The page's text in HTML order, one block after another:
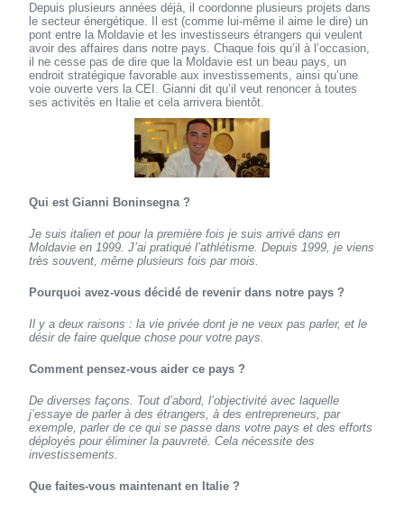
Depuis plusieurs années déjà, il coordonne plusieurs projets dans
le secteur énergétique. Il est (comme lui-même il aime le dire) un
pont entre la Moldavie et les investisseurs étrangers qui veulent
avoir des affaires dans notre pays. Chaque fois qu’il à l’occasion,
il ne cesse pas de dire que la Moldavie est un beau pays, un
endroit stratégique favorable aux investissements, ainsi qu’une
voie ouverte vers la CEI. Gianni dit qu’il veut renoncer à toutes
ses activités en Italie et cela arrivera bientôt.
Qui est Gianni Boninsegna ?
Je suis italien et pour la première fois je suis arrivé dans en
Moldavie en 1999. J’ai pratiqué l’athlétisme. Depuis 1999, je viens
très souvent, même plusieurs fois par mois.
Pourquoi avez-vous décidé de revenir dans notre pays ?
Il y a deux raisons : la vie privée dont je ne veux pas parler, et le
désir de faire quelque chose pour votre pays.
Comment pensez-vous aider ce pays ?
De diverses façons. Tout d’abord, l’objectivité avec laquelle
j’essaye de parler à des étrangers, à des entrepreneurs, par
exemple, parler de ce qui se passe dans votre pays et des efforts
déployés pour éliminer la pauvreté. Cela nécessite des
investissements.
Que faites-vous maintenant en Italie ?